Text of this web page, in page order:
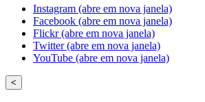
Instagram (abre em nova janela)
Facebook (abre em nova janela)
Flickr (abre em nova janela)
Twitter (abre em nova janela)
YouTube (abre em nova janela)
<